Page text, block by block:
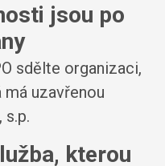
jsou po
sdělte organizaci,
uzavřenou
s.p.
kterou